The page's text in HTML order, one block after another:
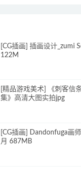
[CG插画] 插画设计_zumi
122M
[精品游戏美术] 《刺客信
集》高清大图实拍jpg
[CG插画] Dandonfuga画
月 687MB